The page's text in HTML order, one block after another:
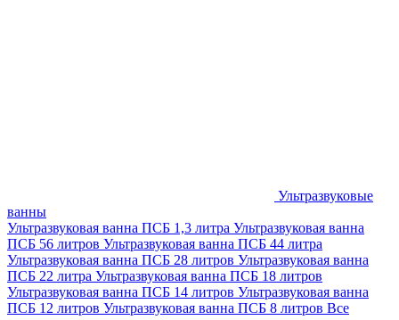
Ультразвуковые
ванны
Ультразвуковая ванна ПСБ 1,3 литра Ультразвуковая ванна
ПСБ 56 литров Ультразвуковая ванна ПСБ 44 литра
Ультразвуковая ванна ПСБ 28 литров Ультразвуковая ванна
ПСБ 22 литра Ультразвуковая ванна ПСБ 18 литров
Ультразвуковая ванна ПСБ 14 литров Ультразвуковая ванна
ПСБ 12 литров Ультразвуковая ванна ПСБ 8 литров Все